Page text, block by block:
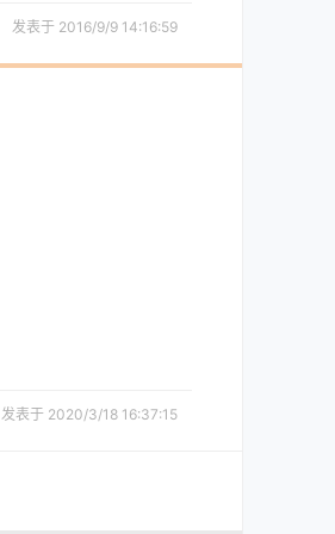
发表于 2016/9/9 14:16:59
发表于 2020/3/18 16:37:15